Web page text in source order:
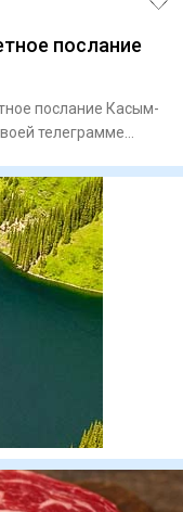
послание
послание Касым-
телеграмме